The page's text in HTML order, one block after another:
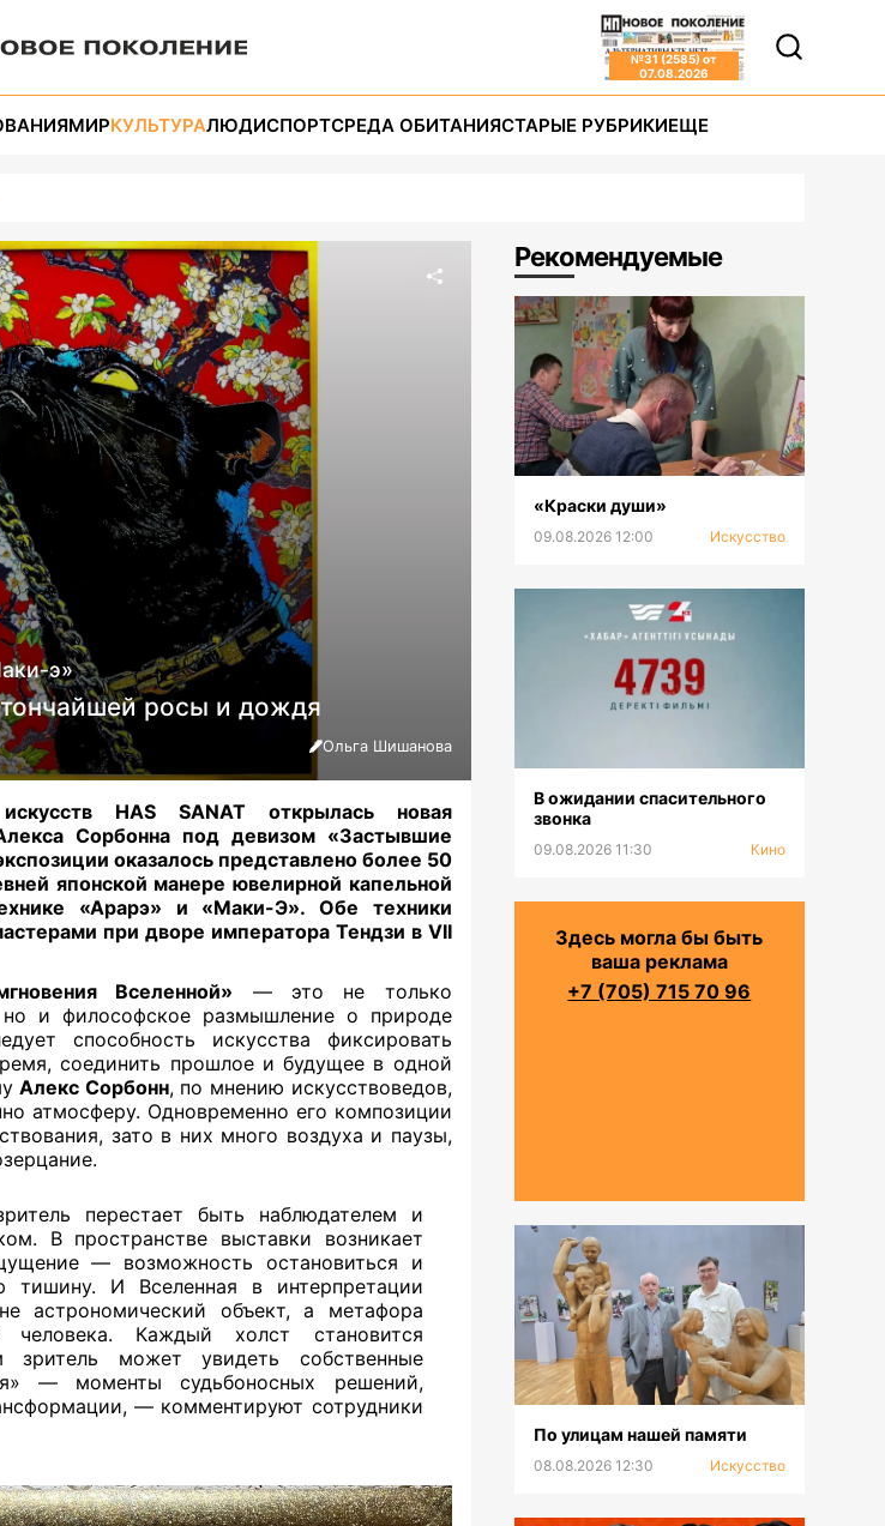
№31 (2585) от
07.08.2026
МИРКУЛЬТУРАЛЮДИСПОРТСРЕДА ОБИТАНИЯСТАРЫЕ РУБРИКИЕЩЕ
э»
росы и дождя
Ольга Шишанова
HAS SANAT открылась новая
Сорбонна под девизом «Застывшие
оказалось представлено более 50
японской манере ювелирной капельной
«Арарэ» и «Маки-Э». Обе техники
при дворе императора Тендзи в VII
Вселенной» — это не только
но и философское размышление о природе
способность искусства фиксировать
соединить прошлое и будущее в одной
Алекс Сорбонн, по мнению искусствоведов,
атмосферу. Одновременно его композиции
зато в них много воздуха и паузы,
перестает быть наблюдателем и
В пространстве выставки возникает
— возможность остановиться и
тишину. И Вселенная в интерпретации
астрономический объект, а метафора
человека. Каждый холст становится
зритель может увидеть собственные
— моменты судьбоносных решений,
— комментируют сотрудники
Рекомендуемые
«Краски души»
09.08.2026 12:00 Искусство
В ожидании спасительного
звонка
09.08.2026 11:30 Кино
Здесь могла бы быть
ваша реклама
+7 (705) 715 70 96
По улицам нашей памяти
08.08.2026 12:30 Искусство